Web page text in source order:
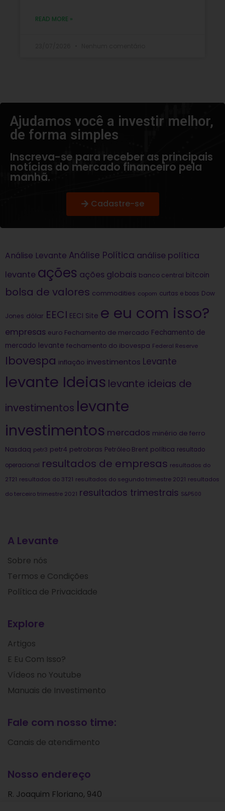
READ MORE »
Ajudamos você a investir melhor,
de forma simples​
Inscreva-se para receber as principais
notícias do mercado financeiro pela
manhã.
Cadastre-se
Análise Levante Análise Política análise política
levante ações ações globais banco central bitcoin
bolsa de valores commodities copom curtas e boas Dow
Jones dólar EECI EECI Site e eu com isso?
empresas euro Fechamento de mercado Fechamento de
mercado levante fechamento do ibovespa Federal Reserve
Ibovespa inflação investimentos Levante
levante Ideias levante ideias de
investimentos levante
investimentos mercados minério de ferro
Nasdaq petr3 petr4 petrobras Petróleo Brent política resultado
operacional resultados de empresas resultados do
2T21 resultados do 3T21 resultados do segundo trimestre 2021 resultados
do terceiro trimestre 2021 resultados trimestrais S&P500
A Levante
Sobre nós
Termos e Condições
Política de Privacidade
Explore
Artigos
E Eu Com Isso?
Vídeos no Youtube
Manuais de Investimento
Fale com nosso time:
Canais de atendimento
Nosso endereço
R. Joaquim Floriano, 940